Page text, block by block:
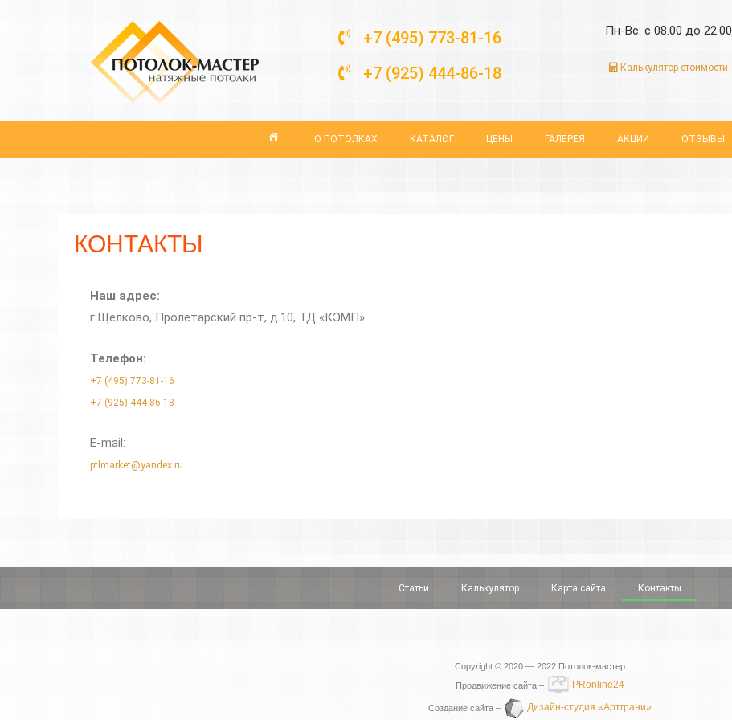
+7 (495) 773-81-16
+7 (925) 444-86-18
Пн-Вс: с 08.00 до 22.00
Калькулятор стоимости
О ПОТОЛКАХ КАТАЛОГ ЦЕНЫ ГАЛЕРЕЯ АКЦИИ ОТЗЫВЫ
КОНТАКТЫ
Наш адрес:
г.Щёлково, Пролетарский пр-т, д.10, ТД «КЭМП»
Телефон:
+7 (495) 773-81-16
+7 (925) 444-86-18
E-mail:
ptlmarket@yandex.ru
Статьи Калькулятор Карта сайта Контакты
Copyright © 2020 — 2022 Потолок-мастер
Продвижение сайта –
PRonline24
Создание сайта – Дизайн-студия «Артграни»